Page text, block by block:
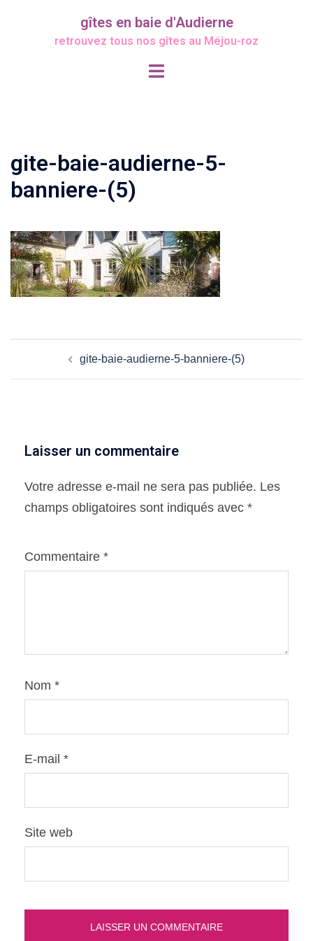
gîtes en baie d'Audierne
retrouvez tous nos gîtes au Méjou-roz
Ouvrir/fermer
gite-baie-audierne-5-
banniere-(5)
d’article
gite-baie-audierne-5-banniere-(5)
Laisser un commentaire
Votre adresse e-mail ne sera pas publiée. Les
champs obligatoires sont indiqués avec *
Commentaire *
Nom *
E-mail *
Site web